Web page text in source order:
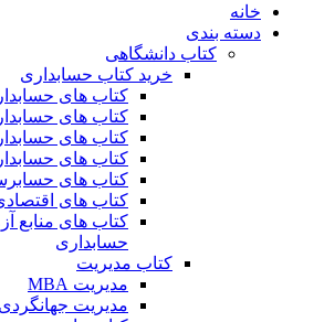
خانه
دسته بندی
کتاب دانشگاهی
خرید کتاب حسابداری
کتاب های
کتاب های
کتاب های
کتاب های
کتاب های
کتاب های
کتاب های منابع
حسابداری
کتاب مدیریت
مدیریت MBA
مدیریت جهانگردی